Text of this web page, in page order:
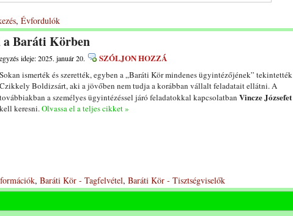
, Évfordulók
a Baráti Körben
ideje: 2025. január 20. SZÓLJON HOZZÁ
Sokan ismerték és szerették, egyben a „Baráti Kör mindenes ügyintézőjének” tekintették
Czikkely Boldizsárt, aki a jövőben nem tudja a korábban vállalt feladatait ellátni. A
továbbiakban a személyes ügyintézéssel járó feladatokkal kapcsolatban Vincze Józsefet
kell keresni.Olvassa el a teljes cikket »
, Baráti Kör - Tagfelvétel, Baráti Kör - Tisztségviselők